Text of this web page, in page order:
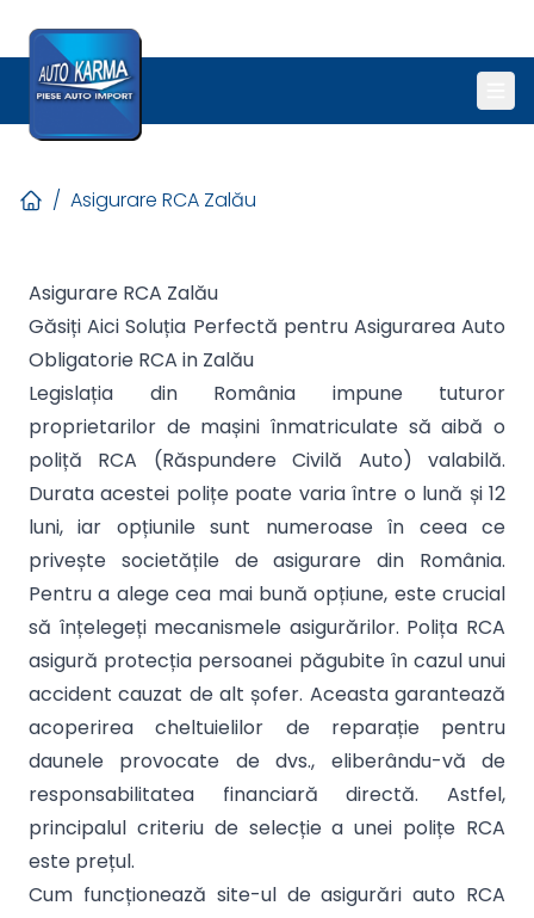
/ Asigurare RCA Zalău
Asigurare RCA Zalău
Găsiți Aici Soluția Perfectă pentru Asigurarea Auto
Obligatorie RCA in Zalău
Legislația din România impune tuturor
proprietarilor de mașini înmatriculate să aibă o
poliță RCA (Răspundere Civilă Auto) valabilă.
Durata acestei polițe poate varia între o lună și 12
luni, iar opțiunile sunt numeroase în ceea ce
privește societățile de asigurare din România.
Pentru a alege cea mai bună opțiune, este crucial
să înțelegeți mecanismele asigurărilor. Polița RCA
asigură protecția persoanei păgubite în cazul unui
accident cauzat de alt șofer. Aceasta garantează
acoperirea cheltuielilor de reparație pentru
daunele provocate de dvs., eliberându-vă de
responsabilitatea financiară directă. Astfel,
principalul criteriu de selecție a unei polițe RCA
este prețul.
Cum funcționează site-ul de asigurări auto RCA